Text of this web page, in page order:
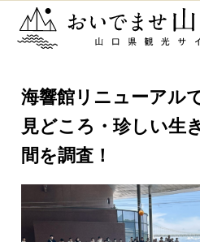
おいでませ山口へー山口県観
海響館リニューアル
見どころ・珍しい生
間を調査！